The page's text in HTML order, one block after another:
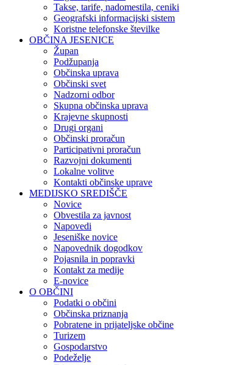
Takse, tarife, nadomestila, ceniki
Geografski informacijski sistem
Koristne telefonske številke
OBČINA JESENICE
Župan
Podžupanja
Občinska uprava
Občinski svet
Nadzorni odbor
Skupna občinska uprava
Krajevne skupnosti
Drugi organi
Občinski proračun
Participativni proračun
Razvojni dokumenti
Lokalne volitve
Kontakti občinske uprave
MEDIJSKO SREDIŠČE
Novice
Obvestila za javnost
Napovedi
Jeseniške novice
Napovednik dogodkov
Pojasnila in popravki
Kontakt za medije
E-novice
O OBČINI
Podatki o občini
Občinska priznanja
Pobratene in prijateljske občine
Turizem
Gospodarstvo
Podeželje